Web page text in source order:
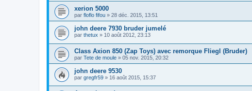
xerion 5000
par floflo fifou » 28 déc. 2015, 13:51
john deere 7930 bruder jumelé
par thetux » 10 août 2012, 23:13
Class Axion 850 (Zap Toys) avec remorque Fliegl (Bruder)
par Tete de moule » 05 nov. 2015, 20:32
john deere 9530
par gregfr59 » 16 août 2015, 15:37